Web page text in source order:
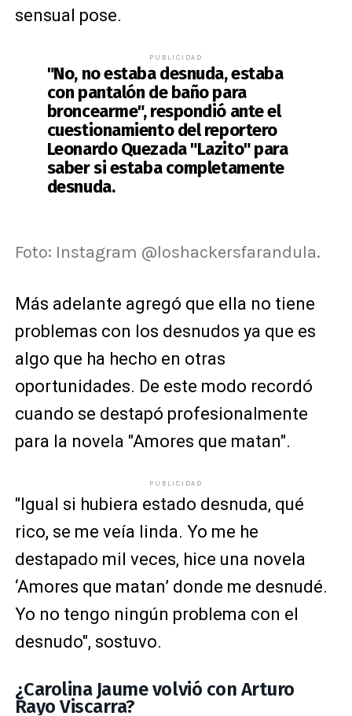
sensual pose.
PUBLICIDAD
"No, no estaba desnuda, estaba
con pantalón de baño para
broncearme", respondió ante el
cuestionamiento del reportero
Leonardo Quezada "Lazito" para
saber si estaba completamente
desnuda.
Foto: Instagram @loshackersfarandula.
Más adelante agregó que ella no tiene
problemas con los desnudos ya que es
algo que ha hecho en otras
oportunidades. De este modo recordó
cuando se destapó profesionalmente
para la novela "Amores que matan".
PUBLICIDAD
"Igual si hubiera estado desnuda, qué
rico, se me veía linda. Yo me he
destapado mil veces, hice una novela
‘Amores que matan’ donde me desnudé.
Yo no tengo ningún problema con el
desnudo", sostuvo.
¿Carolina Jaume volvió con Arturo
Rayo Viscarra?